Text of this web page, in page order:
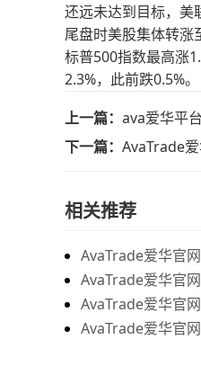
还远未达到目标，美
尾盘时美股集体转涨
标普500指数最高涨
2.3%，此前跌0.5%。
上一篇： ava爱华平
下一篇： AvaTrade
相关推荐
AvaTrade爱华官
货黄金价格下跌
AvaTrade爱华官
金持续上涨
AvaTrade爱华官
升温，黄金价格上
AvaTrade爱华官